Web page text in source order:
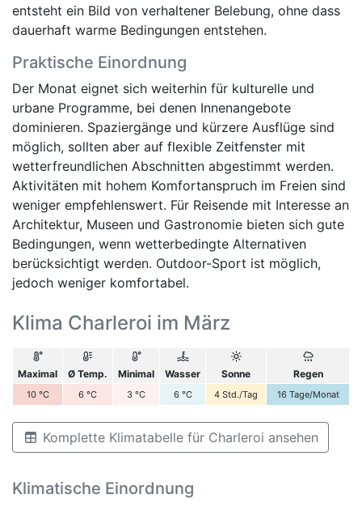
entsteht ein Bild von verhaltener Belebung, ohne dass
dauerhaft warme Bedingungen entstehen.
Praktische Einordnung
Der Monat eignet sich weiterhin für kulturelle und
urbane Programme, bei denen Innenangebote
dominieren. Spaziergänge und kürzere Ausflüge sind
möglich, sollten aber auf flexible Zeitfenster mit
wetterfreundlichen Abschnitten abgestimmt werden.
Aktivitäten mit hohem Komfortanspruch im Freien sind
weniger empfehlenswert. Für Reisende mit Interesse an
Architektur, Museen und Gastronomie bieten sich gute
Bedingungen, wenn wetterbedingte Alternativen
berücksichtigt werden. Outdoor-Sport ist möglich,
jedoch weniger komfortabel.
Klima Charleroi im März
Maximal Ø Temp. Minimal Wasser Sonne Regen
10 °C 6 °C 3 °C 6 °C 4 Std./Tag 16 Tage/Monat
Komplette Klimatabelle für Charleroi ansehen
Klimatische Einordnung